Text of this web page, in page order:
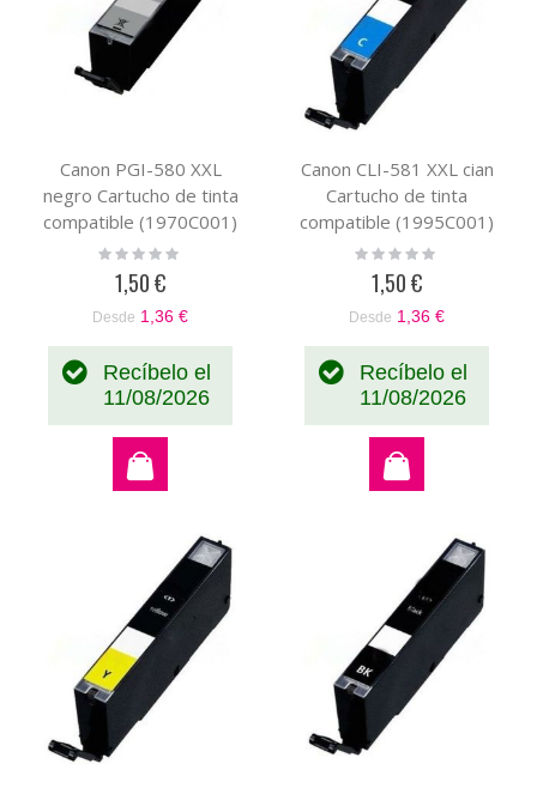
Canon PGI-580 XXL
negro Cartucho de tinta
compatible (1970C001)
Rating:
1,50 €
Desde 1,36 €
Recíbelo el
11/08/2026
Canon CLI-581 XXL cian
Cartucho de tinta
compatible (1995C001)
Rating:
1,50 €
Desde 1,36 €
Recíbelo el
11/08/2026